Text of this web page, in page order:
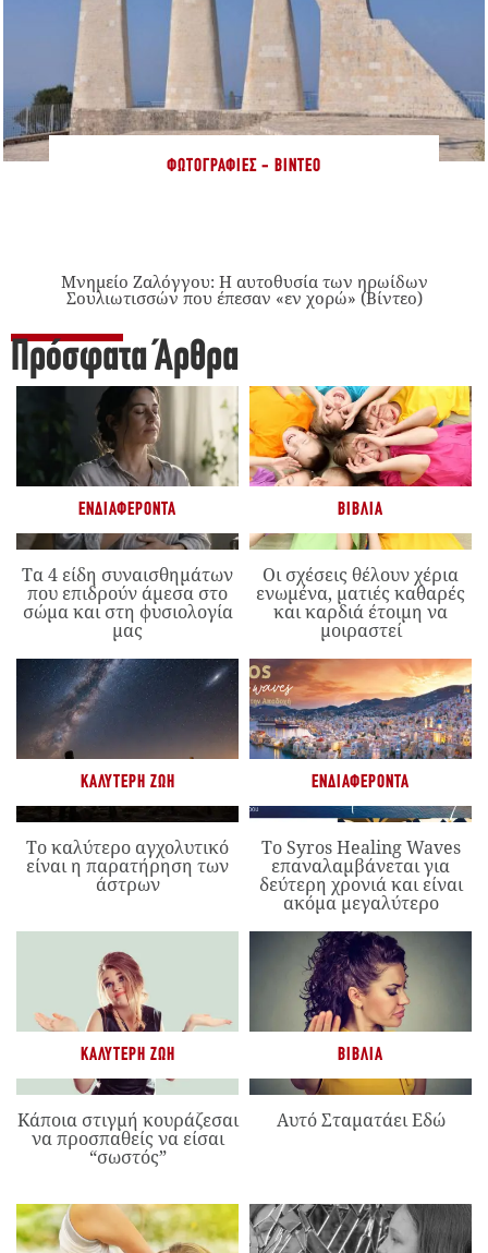
ΦΩΤΟΓΡΑΦΊΕΣ - ΒΊΝΤΕΟ
Μνημείο Ζαλόγγου: Η αυτοθυσία των ηρωίδων
Σουλιωτισσών που έπεσαν «εν χορώ» (Βίντεο)
Πρόσφατα Άρθρα
ΕΝΔΙΑΦΈΡΟΝΤΑ
Τα 4 είδη συναισθημάτων
που επιδρούν άμεσα στο
σώμα και στη φυσιολογία
μας
ΒΙΒΛΊΑ
Οι σχέσεις θέλουν χέρια
ενωμένα, ματιές καθαρές
και καρδιά έτοιμη να
μοιραστεί
ΚΑΛΎΤΕΡΗ ΖΩΉ
Το καλύτερο αγχολυτικό
είναι η παρατήρηση των
άστρων
ΕΝΔΙΑΦΈΡΟΝΤΑ
Το Syros Healing Waves
επαναλαμβάνεται για
δεύτερη χρονιά και είναι
ακόμα μεγαλύτερο
ΚΑΛΎΤΕΡΗ ΖΩΉ
Κάποια στιγμή κουράζεσαι
να προσπαθείς να είσαι
“σωστός”
ΒΙΒΛΊΑ
Αυτό Σταματάει Εδώ